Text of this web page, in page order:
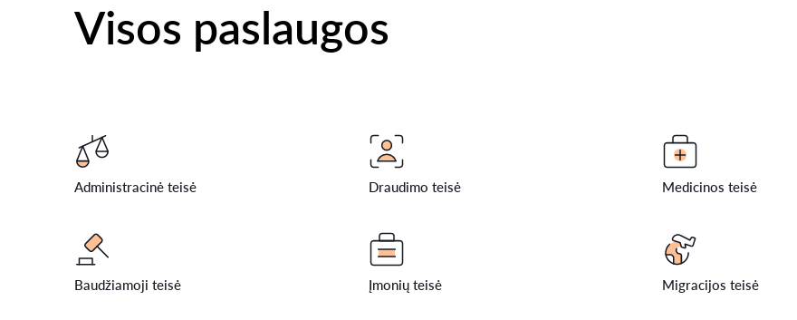
Visos paslaugos
Administracinė teisė
Baudžiamoji teisė
Draudimo teisė
Įmonių teisė
Medicinos teisė
Migracijos teisė